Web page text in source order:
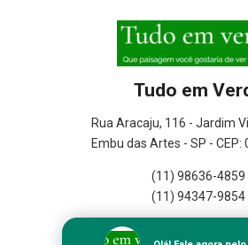
Tudo em
Rua Aracaju, 116 - Jardim
Embu das Artes - SP - CEP:
(11) 98636-4859
(11) 94347-9854